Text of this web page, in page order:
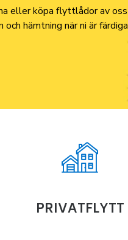
a ellerköpa fyttlådoravoss
och hämtning närni ärfärdiga
PRIVATFLYTT